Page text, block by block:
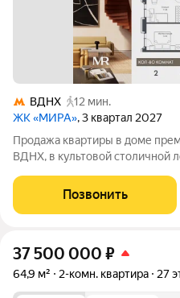
ВДНХ
12 мин.
ЖК «МИРА», 3 квартал 2027
Продажа квартиры в доме
ВДНХ, в культовой столичной
квартира площадью 62.29 м
этаже 23 этажного дома.
Позвонить
37 500 000 ₽
64,9 м² 2-комн. квартира 27